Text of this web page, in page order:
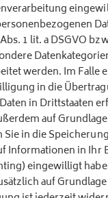
1 lit. a DSGVO
werden. Im Falle
in die
in Drittstaaten
auf
Sie in die
Informationen in Ihr
eingewilligt
auf Grundlage